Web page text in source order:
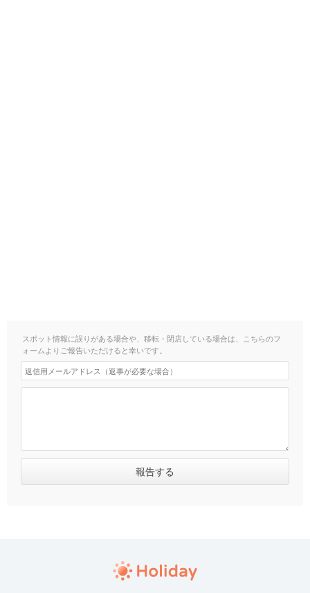
スポット情報に誤りがある場合や、移転・閉店している場合は、こちらのフ
ォームよりご報告いただけると幸いです。